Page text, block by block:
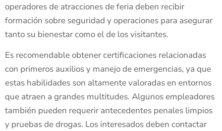
operadores de atracciones de feria deben recibir
formación sobre seguridad y operaciones para asegurar
tanto su bienestar como el de los visitantes.
Es recomendable obtener certificaciones relacionadas
con primeros auxilios y manejo de emergencias, ya que
estas habilidades son altamente valoradas en entornos
que atraen a grandes multitudes. Algunos empleadores
también pueden requerir antecedentes penales limpios
y pruebas de drogas. Los interesados deben contactar